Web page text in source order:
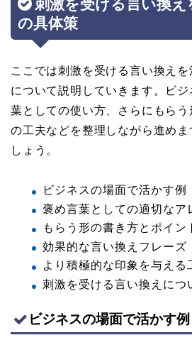
刺激を受ける言い換
の具体策
ここでは刺激を受ける言い換え
について説明していきます。ビ
葉としての使い方、さらにもら
の工夫などを整理しながら進めま
しょう。
ビジネスの場面で活かす例
褒め言葉としての適切なア
もらう形の書き方とポイン
効果的な言い換えフレーズ
より積極的な印象を与える
刺激を受ける言い換えにつ
ビジネスの場面で活かす例